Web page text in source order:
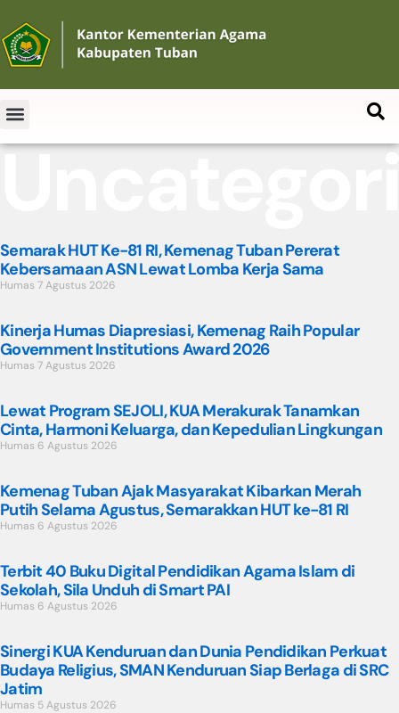
Semarak HUT Ke-81 RI, Kemenag Tuban Pererat
Kebersamaan ASN Lewat Lomba Kerja Sama
Humas 7 Agustus 2026
Kinerja Humas Diapresiasi, Kemenag Raih Popular
Government Institutions Award 2026
Humas 7 Agustus 2026
Lewat Program SEJOLI, KUA Merakurak Tanamkan
Cinta, Harmoni Keluarga, dan Kepedulian Lingkungan
Humas 6 Agustus 2026
Kemenag Tuban Ajak Masyarakat Kibarkan Merah
Putih Selama Agustus, Semarakkan HUT ke-81 RI
Humas 6 Agustus 2026
Terbit 40 Buku Digital Pendidikan Agama Islam di
Sekolah, Sila Unduh di Smart PAI
Humas 6 Agustus 2026
Sinergi KUA Kenduruan dan Dunia Pendidikan Perkuat
Budaya Religius, SMAN Kenduruan Siap Berlaga di SRC
Jatim
Humas 5 Agustus 2026